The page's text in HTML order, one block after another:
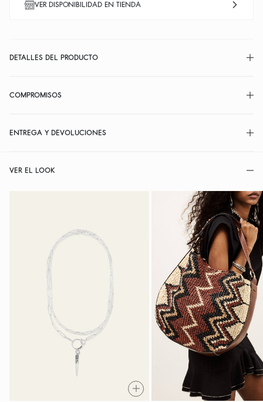
VER DISPONIBILIDAD EN TIENDA
DETALLES DEL PRODUCTO
COMPROMISOS
ENTREGA Y DEVOLUCIONES
VER EL LOOK